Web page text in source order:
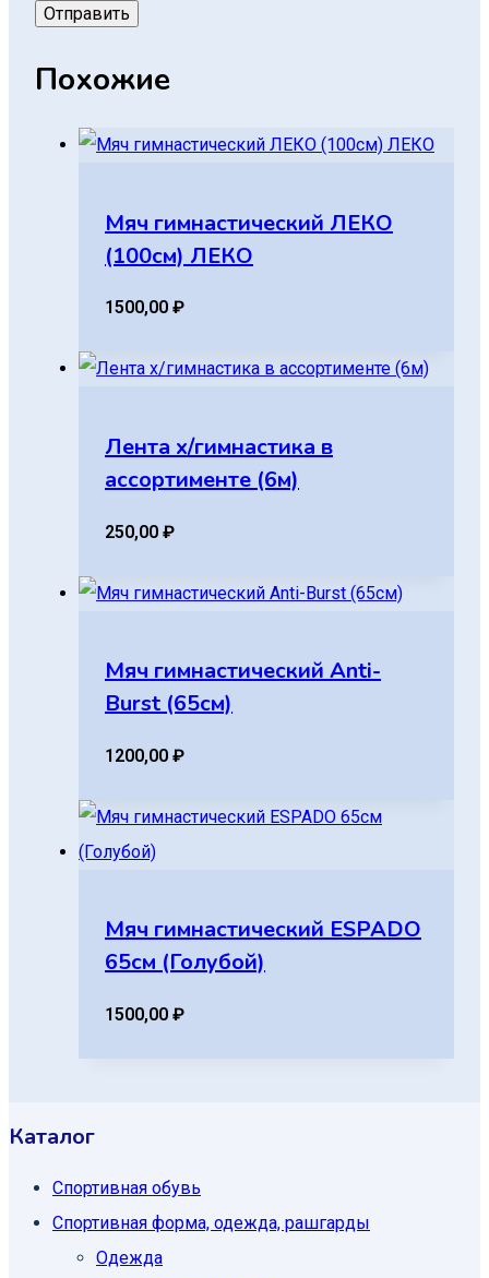
Похожие
Мяч гимнастический ЛЕКО
(100см) ЛЕКО
1500,00 ₽
Лента х/гимнастика в
ассортименте (6м)
250,00 ₽
Мяч гимнастический Anti-
Burst (65см)
1200,00 ₽
Мяч гимнастический ESPADO
65см (Голубой)
1500,00 ₽
Каталог
Спортивная обувь
Спортивная форма, одежда, рашгарды
Одежда